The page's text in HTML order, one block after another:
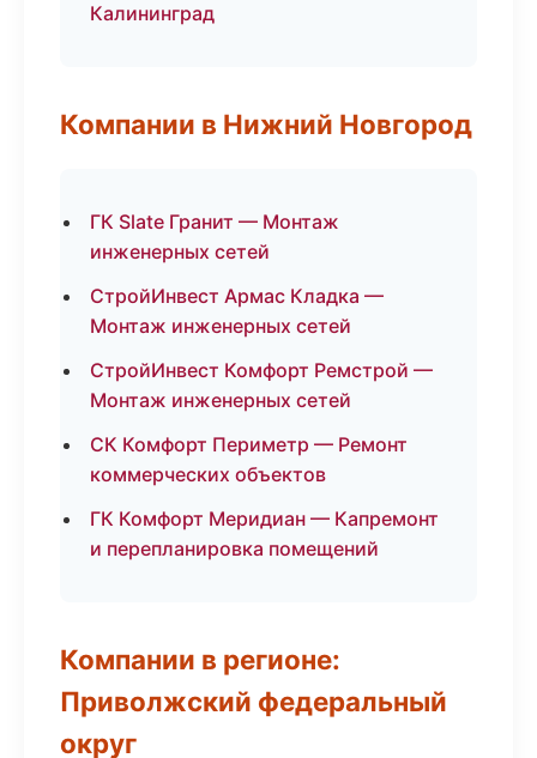
Калининград
Компании в Нижний Новгород
ГК Slate Гранит — Монтаж
инженерных сетей
СтройИнвест Армас Кладка —
Монтаж инженерных сетей
СтройИнвест Комфорт Ремстрой —
Монтаж инженерных сетей
СК Комфорт Периметр — Ремонт
коммерческих объектов
ГК Комфорт Меридиан — Капремонт
и перепланировка помещений
Компании в регионе:
Приволжский федеральный
округ